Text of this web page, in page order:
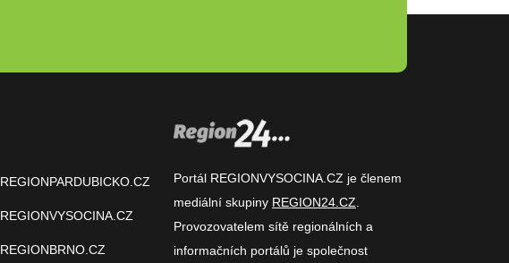
REGIONPARDUBICKO.CZ
REGIONVYSOCINA.CZ
REGIONBRNO.CZ
Portál REGIONVYSOCINA.CZ je členem
mediální skupiny REGION24.CZ
Provozovatelem sítě regionálních a
informačních portálů je společnost